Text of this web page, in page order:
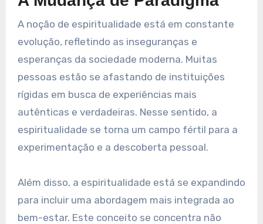
A noção de espiritualidade está em constante
evolução, refletindo as inseguranças e
esperanças da sociedade moderna. Muitas
pessoas estão se afastando de instituições
rígidas em busca de experiências mais
autênticas e verdadeiras. Nesse sentido, a
espiritualidade se torna um campo fértil para a
experimentação e a descoberta pessoal.
Além disso, a espiritualidade está se expandindo
para incluir uma abordagem mais integrada ao
bem-estar. Este conceito se concentra não